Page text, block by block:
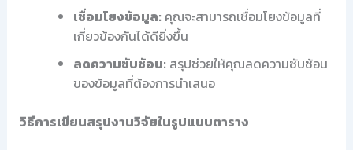
เชื่อมโยงข้อมูล: คุณจะสามารถเชื่อมโยงข้อมูลที่
เกี่ยวข้องกันได้ดียิ่งขึ้น
ลดความซับซ้อน: สรุปช่วยให้คุณลดความซับซ้อน
ของข้อมูลที่ต้องการนำเสนอ
วิธีการเขียนสรุปงานวิจัยในรูปแบบตาราง